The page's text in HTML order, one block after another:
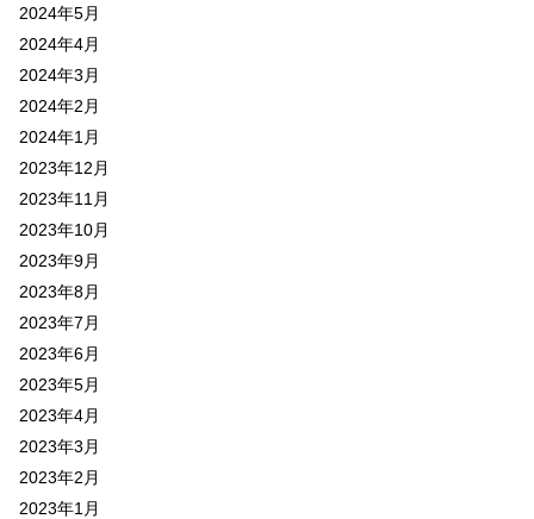
2024年5月
2024年4月
2024年3月
2024年2月
2024年1月
2023年12月
2023年11月
2023年10月
2023年9月
2023年8月
2023年7月
2023年6月
2023年5月
2023年4月
2023年3月
2023年2月
2023年1月